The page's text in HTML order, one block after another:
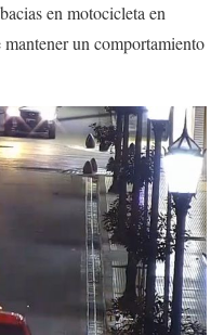
en motocicleta en
un comportamiento